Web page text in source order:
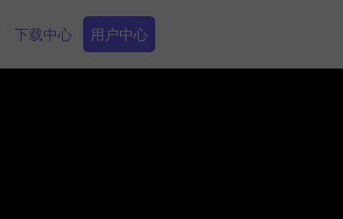
下载中心 Secondary Menu
用户中心